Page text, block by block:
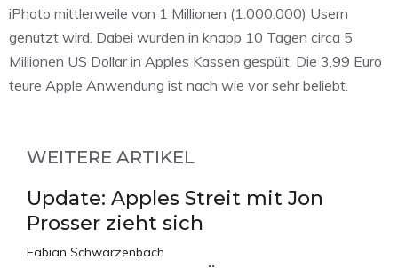
iPhoto mittlerweile von 1 Millionen (1.000.000) Usern
genutzt wird. Dabei wurden in knapp 10 Tagen circa 5
Millionen US Dollar in Apples Kassen gespült. Die 3,99 Euro
teure Apple Anwendung ist nach wie vor sehr beliebt.
WEITERE ARTIKEL
Update: Apples Streit mit Jon
Prosser zieht sich
Fabian Schwarzenbach